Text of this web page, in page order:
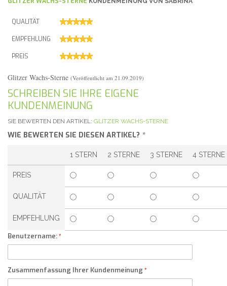
QUALITÄT
EMPFEHLUNG
PREIS
Glitzer Wachs-Sterne (Veröffentlicht am 21.09.2019)
SCHREIBEN SIE IHRE EIGENE
KUNDENMEINUNG
SIE BEWERTEN DEN ARTIKEL: GLITZER WACHS-STERNE
WIE BEWERTEN SIE DIESEN ARTIKEL? *
1 STERN 2 STERNE 3 STERNE 4 STERNE
PREIS
QUALITÄT
EMPFEHLUNG
Benutzername:
Zusammenfassung Ihrer Kundenmeinung